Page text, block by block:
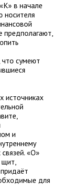
в начале
носителя
предполагают,
что сумеют
источниках
и
«О»
щит,
для